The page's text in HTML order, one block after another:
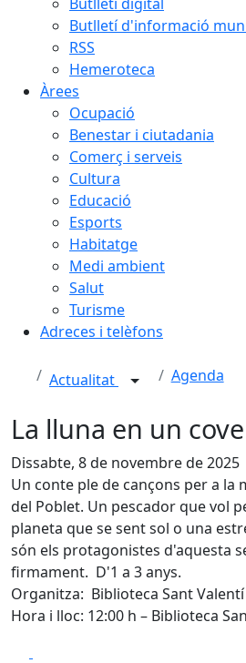
Butlletí d'informació
RSS
Hemeroteca
Àrees
Ocupació
Benestar i ciutadania
Comerç i serveis
Cultura
Educació
Esports
Habitatge
Medi ambient
Salut
Turisme
Adreces i telèfons
Actualitat Agenda
La lluna en un cove
Dissabte, 8 de novembre de 2025
Un conte ple de cançons per a la
del Poblet. Un pescador que vol
planeta que se sent sol o una
són els protagonistes d'aquesta
firmament. D'1 a 3 anys.
Organitza: Biblioteca Sant Valentí
Hora i lloc: 12:00 h – Biblioteca